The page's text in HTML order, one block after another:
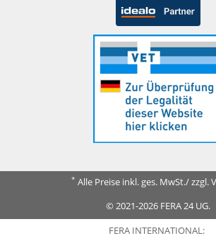
* Alle Preise inkl. ges. MwSt./ zzgl.
© 2021-2026 FERA 24 UG.
FERA INTERNATIONAL: